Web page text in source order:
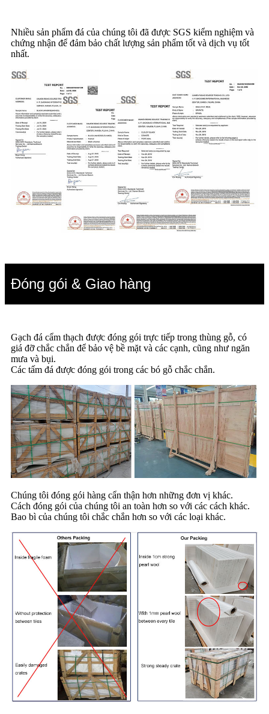
Nhiều sản phẩm đá của chúng tôi đã được SGS kiểm nghiệm và
chứng nhận để đảm bảo chất lượng sản phẩm tốt và dịch vụ tốt
nhất.
Đóng gói & Giao hàng
Gạch đá cẩm thạch được đóng gói trực tiếp trong thùng gỗ, có
giá đỡ chắc chắn để bảo vệ bề mặt và các cạnh, cũng như ngăn
mưa và bụi.
Các tấm đá được đóng gói trong các bó gỗ chắc chắn.
Chúng tôi đóng gói hàng cẩn thận hơn những đơn vị khác.
Cách đóng gói của chúng tôi an toàn hơn so với các cách khác.
Bao bì của chúng tôi chắc chắn hơn so với các loại khác.